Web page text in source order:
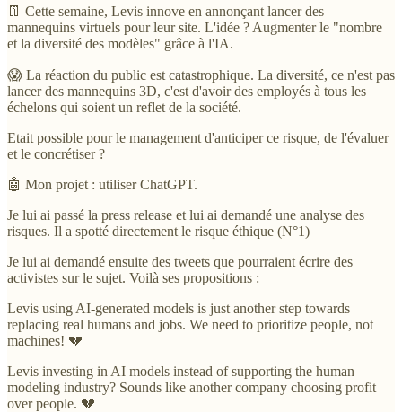
👖 Cette semaine, Levis innove en annonçant lancer des
mannequins virtuels pour leur site. L'idée ? Augmenter le "nombre
et la diversité des modèles" grâce à l'IA.
😱 La réaction du public est catastrophique. La diversité, ce n'est pas
lancer des mannequins 3D, c'est d'avoir des employés à tous les
échelons qui soient un reflet de la société.
Etait possible pour le management d'anticiper ce risque, de l'évaluer
et le concrétiser ?
🤖 Mon projet : utiliser ChatGPT.
Je lui ai passé la press release et lui ai demandé une analyse des
risques. Il a spotté directement le risque éthique (N°1)
Je lui ai demandé ensuite des tweets que pourraient écrire des
activistes sur le sujet. Voilà ses propositions :
Levis using AI-generated models is just another step towards
replacing real humans and jobs. We need to prioritize people, not
machines! 💔
Levis investing in AI models instead of supporting the human
modeling industry? Sounds like another company choosing profit
over people. 💔